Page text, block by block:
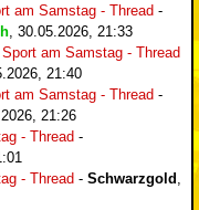
am Samstag - Thread -
, 30.05.2026, 21:33
am Samstag - Thread
21:40
am Samstag - Thread -
21:26
- Thread -
- Thread - Schwarzgold ,